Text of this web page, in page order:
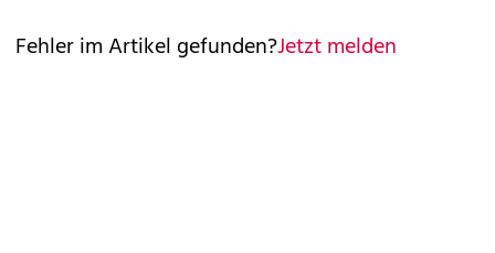
Fehler im Artikel gefunden?Jetzt melden